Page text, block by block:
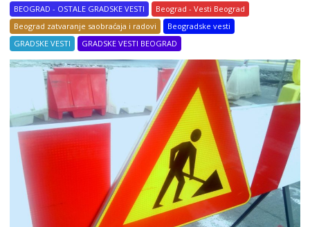
BEOGRAD - OSTALE GRADSKE VESTI
Beograd - Vesti Beograd
Beograd zatvaranje saobraćaja i radovi
Beogradske vesti
GRADSKE VESTI
GRADSKE VESTI BEOGRAD